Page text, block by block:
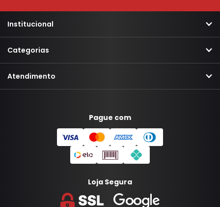
Institucional
Categorias
Atendimento
Pague com
Loja Segura